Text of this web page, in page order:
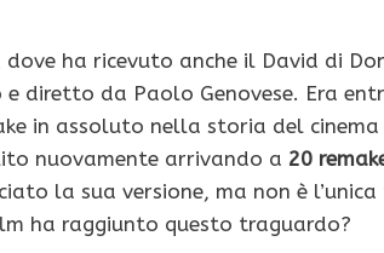
ha ricevuto anche il David di
diretto da Paolo Genovese. Era
in assoluto nella storia del
nuovamente arrivando a 20
la sua versione, ma non è
ha raggiunto questo traguardo?